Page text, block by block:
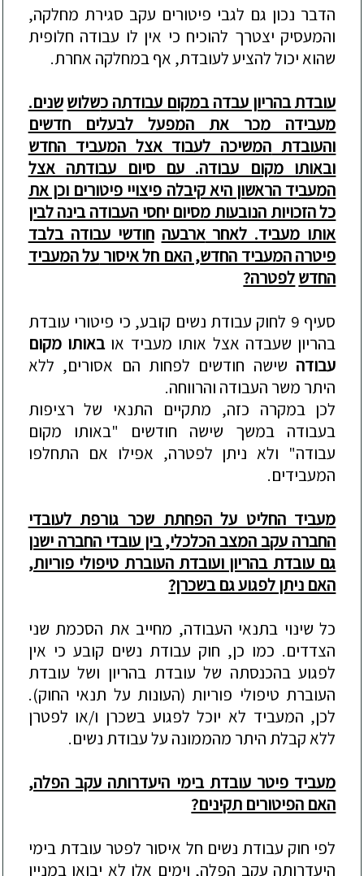
הדבר נכון גם לגבי פיטורים עקב סגירת מחלקה,
והמעסיק יצטרך להוכיח כי אין לו עבודה חלופית
שהוא יכול להציע לעובדת, אף במחלקה אחרת.
עובדת בהריון עבדה במקום עבודתה כשלוששנים.
מעבידה מכר את המפעל לבעלים חדשים
והעובדת המשיכה לעבוד אצל המעביד החדש
ובאותו מקום עבודה. עם סיום עבודתה אצל
המעביד הראשון היא קיבלה פיצויי פיטורים וכן את
כל הזכויות הנובעות מסיום יחסי העבודה בינה לבין
אותו מעביד. לאחרארבעה חודשי עבודה בלבד
פיטרה המעביד החדש, האם חל איסור על המעביד
החדשלפטרה?
סעיף 9 לחוק עבודת נשים קובע, כי פיטורי עובדת
בהריון שעבדה אצל אותו מעביד אובאותו מקום
עבודה שישה חודשים לפחות הם אסורים, ללא
היתר משר העבודה והרווחה.
לכן במקרה כזה, מתקיים התנאי של רציפות
בעבודה במשך שישה חודשים "באותו מקום
עבודה" ולא ניתן לפטרה, אפילו אם התחלפו
המעבידים.
מעביד החליט על הפחתת שכר גורפת לעובדי
החברה עקב המצב הכלכלי, בין עובדי החברה ישנן
גם עובדת בהריון ועובדת העוברת טיפולי פוריות,
האם ניתן לפגוע גם בשכרן?
כל שינוי בתנאי העבודה, מחייב את הסכמת שני
הצדדים. כמו כן, חוק עבודת נשים קובע כי אין
לפגוע בהכנסתה של עובדת בהריון ושל עובדת
העוברת טיפולי פוריות (העונות על תנאי החוק).
לכן, המעביד לא יוכל לפגוע בשכרן ו/או לפטרן
ללא קבלת היתר מהממונה על עבודת נשים.
מעביד פיטר עובדת בימי היעדרותה עקב הפלה,
האם הפיטורים תקינים?
לפי חוק עבודת נשים חל איסור לפטר עובדת בימי
היעדרותה עקב הפלה, וימים אלו לא יבואו במניין